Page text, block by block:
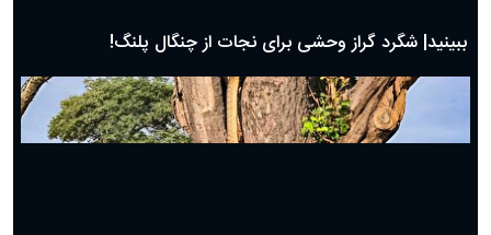
ببینید| شگرد گراز وحشی برای نجات از چنگال پلنگ!